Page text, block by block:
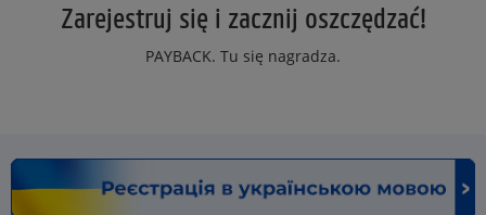
Zarejestruj się i zacznij oszczędzać!
PAYBACK. Tu się nagradza.